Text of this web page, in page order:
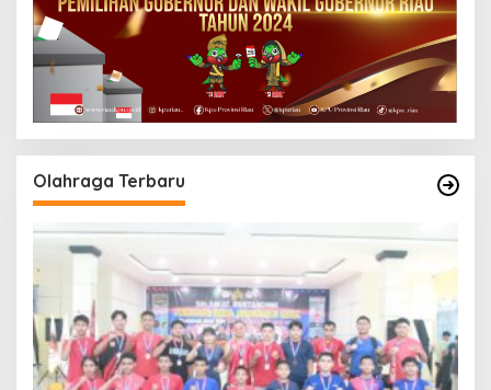
Olahraga Terbaru